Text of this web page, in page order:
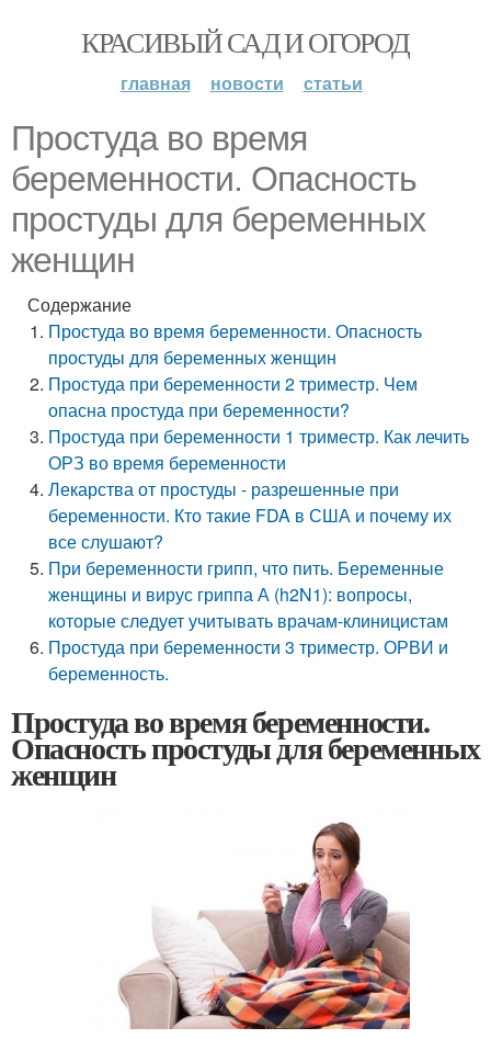
КРАСИВЫЙ САД И ОГОРОД
главная новости статьи
Простуда во время
беременности. Опасность
простуды для беременных
женщин
Содержание
Простуда во время беременности. Опасность
простуды для беременных женщин
Простуда при беременности 2 триместр. Чем
опасна простуда при беременности?
Простуда при беременности 1 триместр. Как лечить
ОРЗ во время беременности
Лекарства от простуды - разрешенные при
беременности. Кто такие FDA в США и почему их
все слушают?
При беременности грипп, что пить. Беременные
женщины и вирус гриппа А (h2N1): вопросы,
которые следует учитывать врачам-клиницистам
Простуда при беременности 3 триместр. ОРВИ и
беременность.
Простуда во время беременности.
Опасность простуды для беременных
женщин